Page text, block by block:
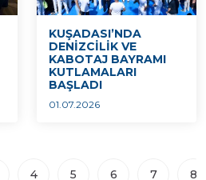
KUŞADASI’NDA
DENİZCİLİK VE
KABOTAJ BAYRAMI
KUTLAMALARI
BAŞLADI
01.07.2026
4 5 6 7 8